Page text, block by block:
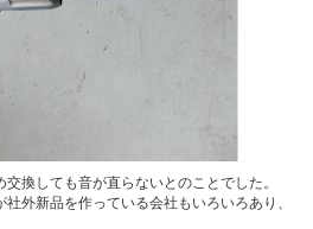
換しても音が直らないとのことでした。
外新品を作っている会社もいろいろあり、